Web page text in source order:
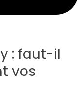
: faut-il
vos